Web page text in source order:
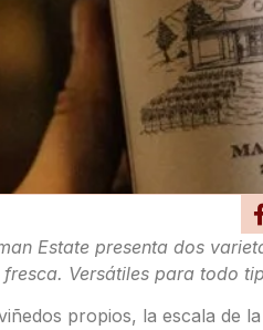
Estate presenta dos
Versátiles para todo
propios, la escala de